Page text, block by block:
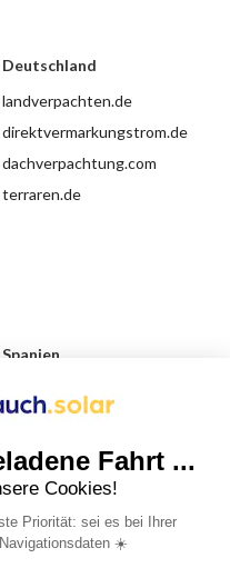
Deutschland
landverpachten.de
direktvermarkungstrom.de
dachverpachtung.com
terraren.de
Spanien
Niederlande
grondverpachten.nl